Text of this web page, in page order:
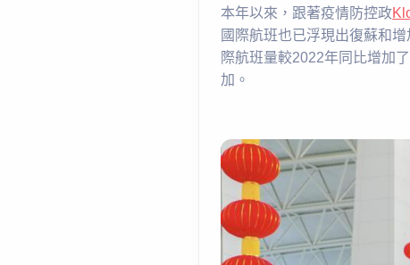
本年以來，跟著疫情防控政
國際航班也已浮現出復蘇和
際航班量較2022年同比增加
加。